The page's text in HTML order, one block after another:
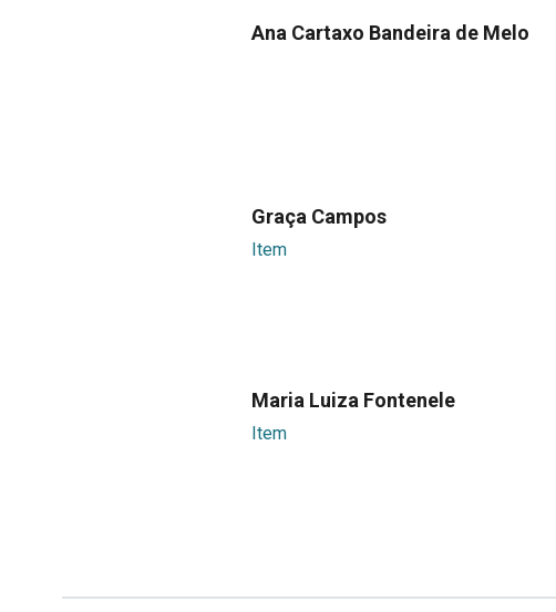
Ana Cartaxo Bandeira de Melo
Graça Campos
Item
Maria Luiza Fontenele
Item